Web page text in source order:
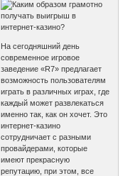
На сегодняшний день
современное игровое
заведение «R7» предлагает
возможность пользователям
играть в различных играх, где
каждый может развлекаться
именно так, как он хочет. Это
интернет-казино
сотрудничает с разными
провайдерами, которые
имеют прекрасную
репутацию, при этом, все